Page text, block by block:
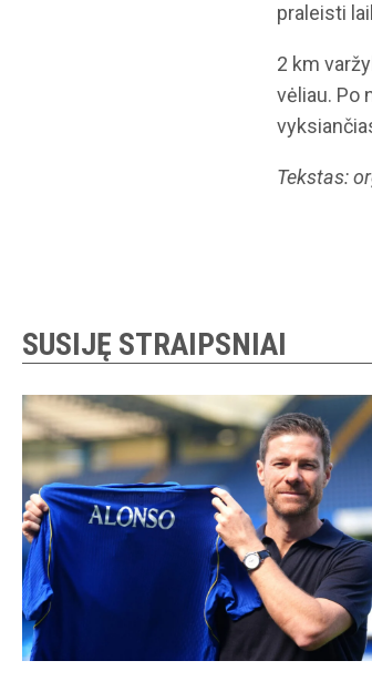
praleisti
2 km
vėliau. Po
Tekstas:
SUSIJĘ STRAIPSNIAI